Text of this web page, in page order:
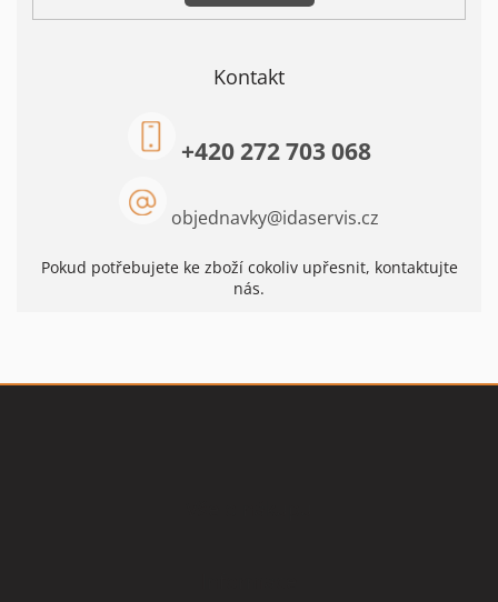
Kontakt
objednavky@idaservis.cz
+420 272 703 068
Pokud potřebujete ke zboží cokoliv upřesnit, kontaktujte
nás.
Z